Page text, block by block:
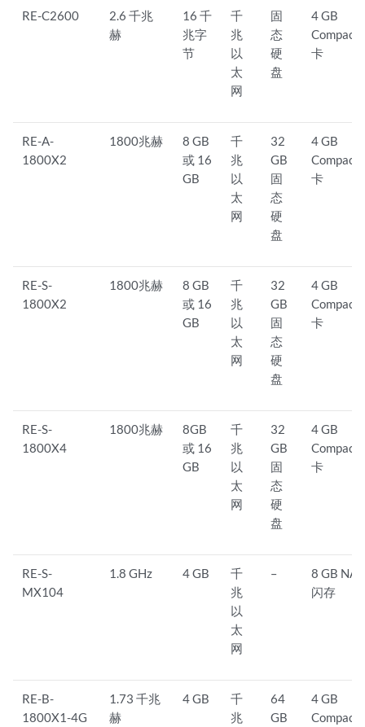
RE-C2600
2.6 千兆
赫
16 千
兆字
节
千
兆
以
太
网
固
态
硬
盘
4 GB
卡
RE-A-
1800X2
1800兆赫
8 GB
或 16
GB
千
兆
以
太
网
32
GB
固
态
硬
盘
4 GB
卡
RE-S-
1800X2
1800兆赫
8 GB
或 16
GB
千
兆
以
太
网
32
GB
固
态
硬
盘
4 GB
卡
RE-S-
1800X4
1800兆赫
8GB
或 16
GB
千
兆
以
太
网
32
GB
固
态
硬
盘
4 GB
卡
RE-S-
MX104
1.8 GHz 4 GB
千
兆
以
太
网
–
8 GB
闪存
RE-B-
1800X1-4G
1.73 千兆
赫
4 GB
千
兆
64
GB
4 GB